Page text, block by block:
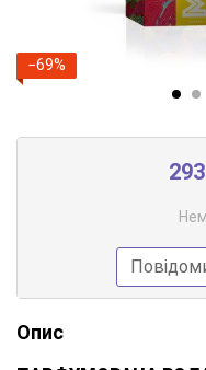
−69%
Опис